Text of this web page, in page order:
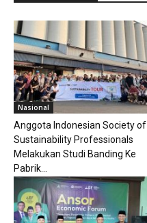
Nasional
Anggota Indonesian Society of
Sustainability Professionals
Melakukan Studi Banding Ke
Pabrik...